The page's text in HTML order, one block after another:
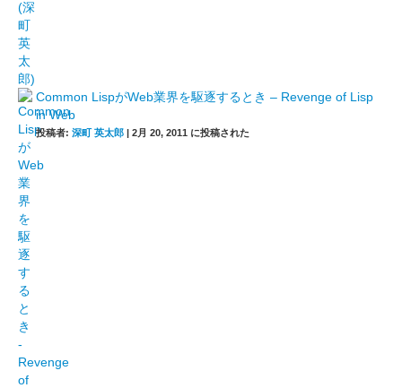
Common LispがWeb業界を駆逐するとき – Revenge of Lisp
in Web
投稿者: 深町 英太郎 | 2月 20, 2011 に投稿された